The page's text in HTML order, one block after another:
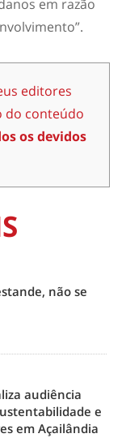
em razão
editores
do conteúdo
os devidos
não se
audiência
e
em Açailândia